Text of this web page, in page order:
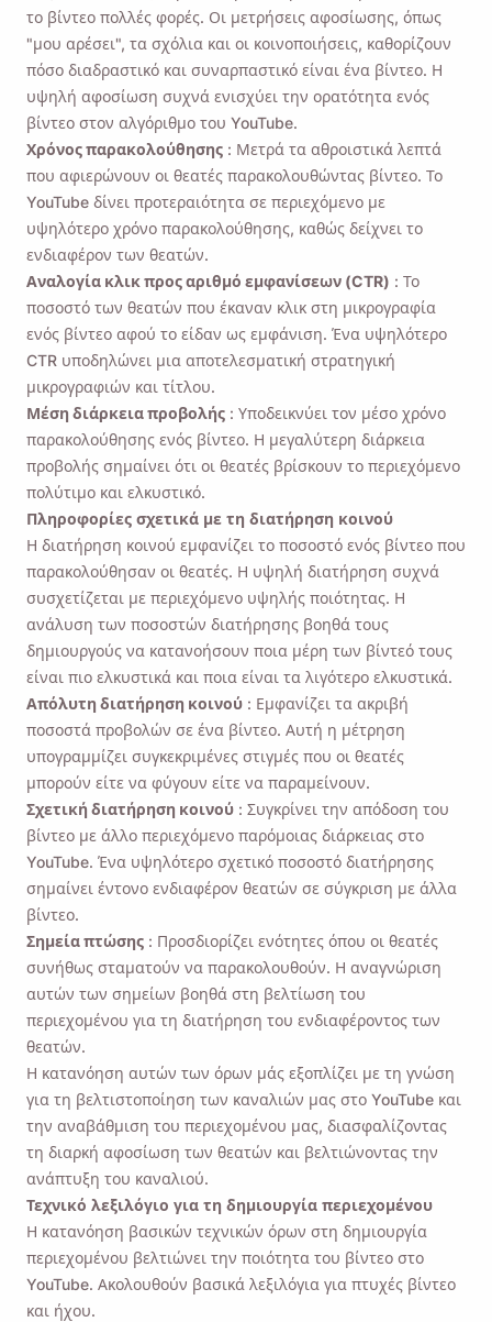
το βίντεο πολλές φορές. Οι μετρήσεις αφοσίωσης, όπως
"μου αρέσει", τα σχόλια και οι κοινοποιήσεις, καθορίζουν
πόσο διαδραστικό και συναρπαστικό είναι ένα βίντεο. Η
υψηλή αφοσίωση συχνά ενισχύει την ορατότητα ενός
βίντεο στον αλγόριθμο του YouTube.
Χρόνος παρακολούθησης : Μετρά τα αθροιστικά λεπτά
που αφιερώνουν οι θεατές παρακολουθώντας βίντεο. Το
YouTube δίνει προτεραιότητα σε περιεχόμενο με
υψηλότερο χρόνο παρακολούθησης, καθώς δείχνει το
ενδιαφέρον των θεατών.
Αναλογία κλικ προς αριθμό εμφανίσεων (CTR) : Το
ποσοστό των θεατών που έκαναν κλικ στη μικρογραφία
ενός βίντεο αφού το είδαν ως εμφάνιση. Ένα υψηλότερο
CTR υποδηλώνει μια αποτελεσματική στρατηγική
μικρογραφιών και τίτλου.
Μέση διάρκεια προβολής : Υποδεικνύει τον μέσο χρόνο
παρακολούθησης ενός βίντεο. Η μεγαλύτερη διάρκεια
προβολής σημαίνει ότι οι θεατές βρίσκουν το περιεχόμενο
πολύτιμο και ελκυστικό.
Πληροφορίες σχετικά με τη διατήρηση κοινού
Η διατήρηση κοινού εμφανίζει το ποσοστό ενός βίντεο που
παρακολούθησαν οι θεατές. Η υψηλή διατήρηση συχνά
συσχετίζεται με περιεχόμενο υψηλής ποιότητας. Η
ανάλυση των ποσοστών διατήρησης βοηθά τους
δημιουργούς να κατανοήσουν ποια μέρη των βίντεό τους
είναι πιο ελκυστικά και ποια είναι τα λιγότερο ελκυστικά.
Απόλυτη διατήρηση κοινού : Εμφανίζει τα ακριβή
ποσοστά προβολών σε ένα βίντεο. Αυτή η μέτρηση
υπογραμμίζει συγκεκριμένες στιγμές που οι θεατές
μπορούν είτε να φύγουν είτε να παραμείνουν.
Σχετική διατήρηση κοινού : Συγκρίνει την απόδοση του
βίντεο με άλλο περιεχόμενο παρόμοιας διάρκειας στο
YouTube. Ένα υψηλότερο σχετικό ποσοστό διατήρησης
σημαίνει έντονο ενδιαφέρον θεατών σε σύγκριση με άλλα
βίντεο.
Σημεία πτώσης : Προσδιορίζει ενότητες όπου οι θεατές
συνήθως σταματούν να παρακολουθούν. Η αναγνώριση
αυτών των σημείων βοηθά στη βελτίωση του
περιεχομένου για τη διατήρηση του ενδιαφέροντος των
θεατών.
Η κατανόηση αυτών των όρων μάς εξοπλίζει με τη γνώση
για τη βελτιστοποίηση των καναλιών μας στο YouTube και
την αναβάθμιση του περιεχομένου μας, διασφαλίζοντας
τη διαρκή αφοσίωση των θεατών και βελτιώνοντας την
ανάπτυξη του καναλιού.
Τεχνικό λεξιλόγιο για τη δημιουργία περιεχομένου
Η κατανόηση βασικών τεχνικών όρων στη δημιουργία
περιεχομένου βελτιώνει την ποιότητα του βίντεο στο
YouTube. Ακολουθούν βασικά λεξιλόγια για πτυχές βίντεο
και ήχου.